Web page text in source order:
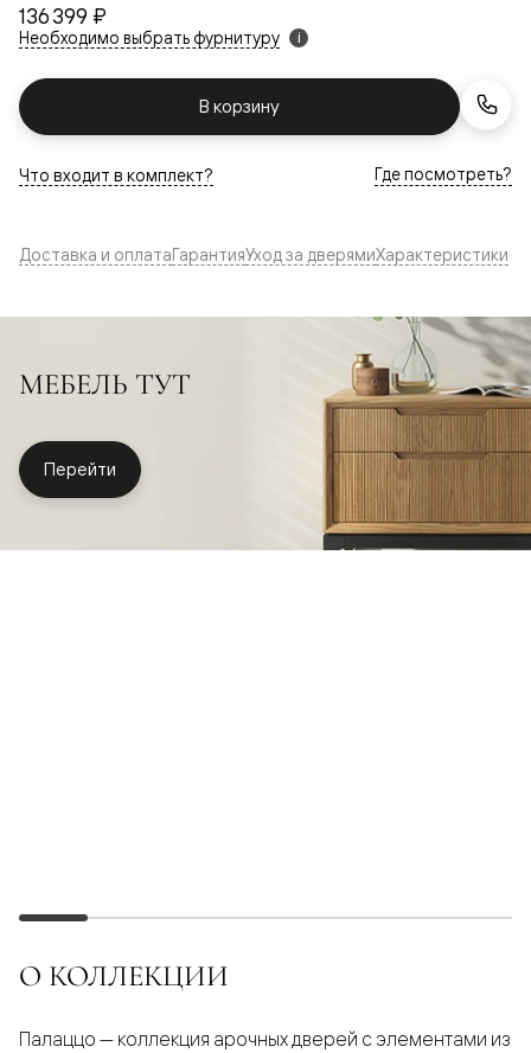
136 399 ₽
Необходимо выбрать фурнитуру i
В корзину
Что входит в комплект? Где посмотреть?
Доставка и оплатаГарантияУход за дверямиХарактеристики
МЕБЕЛЬ ТУТ
Перейти
О КОЛЛЕКЦИИ
Палаццо — коллекция арочных дверей с элементами из